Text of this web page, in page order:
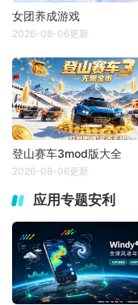
女团养成游戏
2026-08-06更新
登山赛车3mod版大全
2026-08-06更新
应用专题安利